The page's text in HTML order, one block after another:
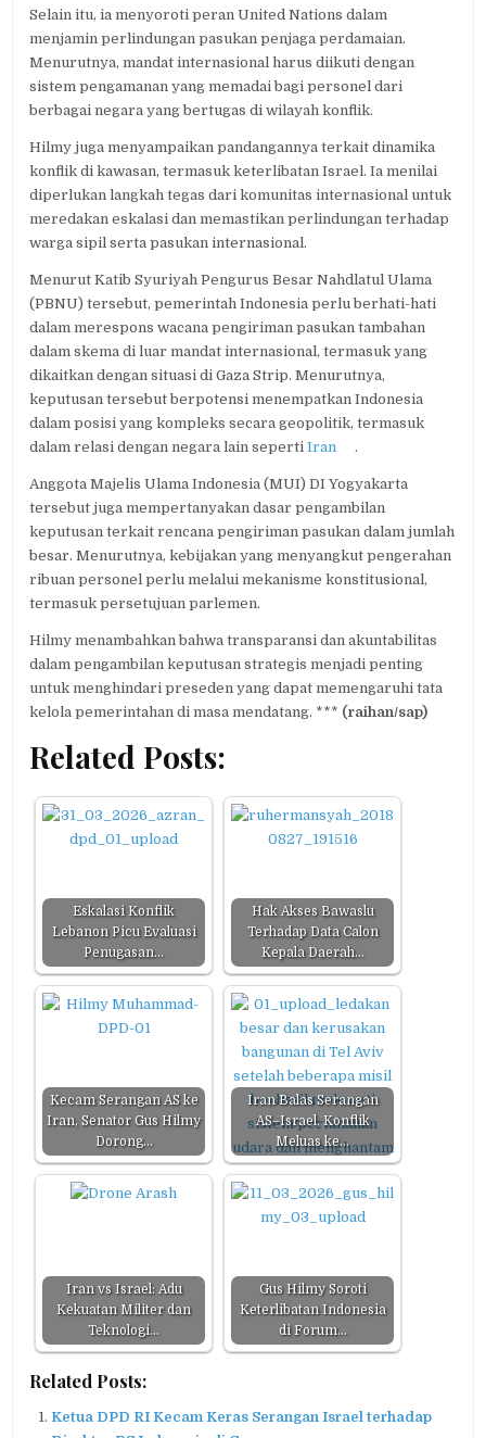
Selain itu, ia menyoroti peran United Nations dalam
menjamin perlindungan pasukan penjaga perdamaian.
Menurutnya, mandat internasional harus diikuti dengan
sistem pengamanan yang memadai bagi personel dari
berbagai negara yang bertugas di wilayah konflik.
Hilmy juga menyampaikan pandangannya terkait dinamika
konflik di kawasan, termasuk keterlibatan Israel. Ia menilai
diperlukan langkah tegas dari komunitas internasional untuk
meredakan eskalasi dan memastikan perlindungan terhadap
warga sipil serta pasukan internasional.
Menurut Katib Syuriyah Pengurus Besar Nahdlatul Ulama
(PBNU) tersebut, pemerintah Indonesia perlu berhati-hati
dalam merespons wacana pengiriman pasukan tambahan
dalam skema di luar mandat internasional, termasuk yang
dikaitkan dengan situasi di Gaza Strip. Menurutnya,
keputusan tersebut berpotensi menempatkan Indonesia
dalam posisi yang kompleks secara geopolitik, termasuk
dalam relasi dengan negara lain sepertiIran .
Anggota Majelis Ulama Indonesia (MUI) DI Yogyakarta
tersebut juga mempertanyakan dasar pengambilan
keputusan terkait rencana pengiriman pasukan dalam jumlah
besar. Menurutnya, kebijakan yang menyangkut pengerahan
ribuan personel perlu melalui mekanisme konstitusional,
termasuk persetujuan parlemen.
Hilmy menambahkan bahwa transparansi dan akuntabilitas
dalam pengambilan keputusan strategis menjadi penting
untuk menghindari preseden yang dapat memengaruhi tata
kelola pemerintahan di masa mendatang. *** (raihan/sap)
Related Posts:
Eskalasi Konflik
Lebanon Picu Evaluasi
Penugasan…
Hak Akses Bawaslu
Terhadap Data Calon
Kepala Daerah…
Kecam Serangan AS ke
Iran, Senator Gus Hilmy
Dorong…
Iran Balas Serangan
AS–Israel, Konflik
Meluas ke…
Iran vs Israel: Adu
Kekuatan Militer dan
Teknologi…
Gus Hilmy Soroti
Keterlibatan Indonesia
di Forum…
Related Posts:
Ketua DPD RI Kecam Keras Serangan Israel terhadap